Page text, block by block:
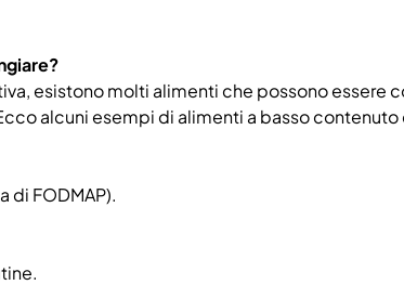
esistono molti alimenti che possono essere
alcuni esempi di alimenti a basso contenuto
di FODMAP).